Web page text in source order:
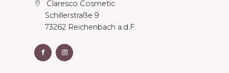

Claresco Cosmetic
Schillerstraße 9
73262 Reichenbach a.d.F.